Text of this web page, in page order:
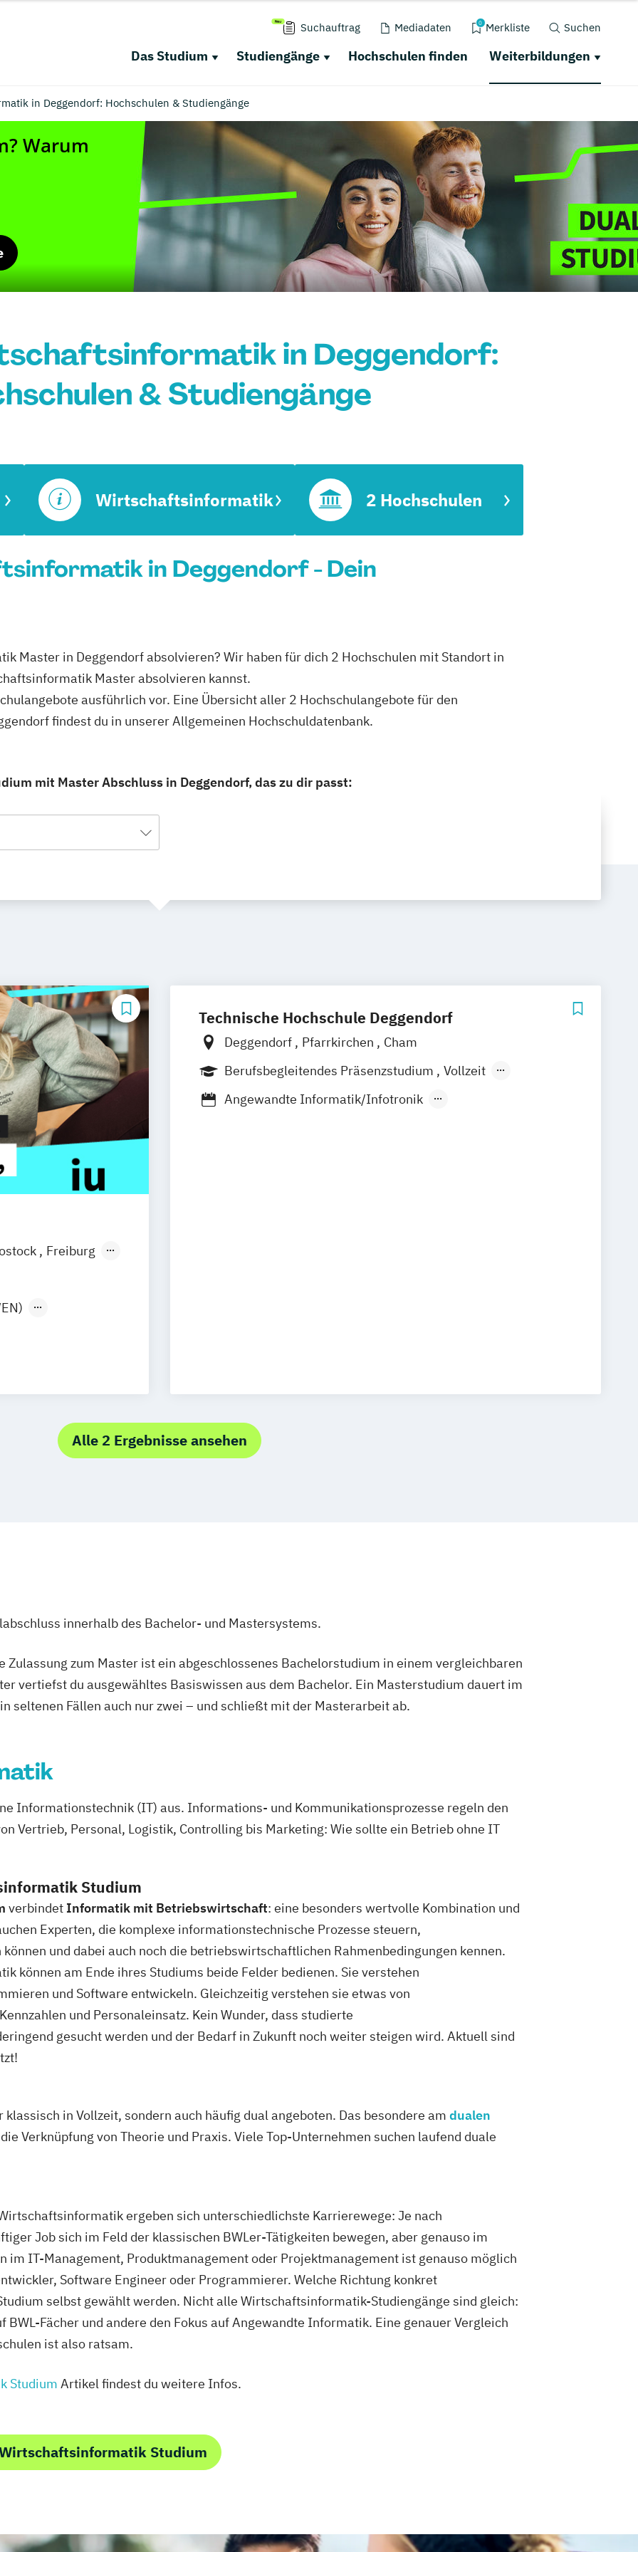
Suchauftrag Mediadaten 0 Merkliste Suchen
Das Studium Studiengänge Hochschulen finden Weiterbildungen
in Deggendorf: Hochschulen & Studiengänge
in Deggendorf:
& Studiengänge
Wirtschaftsinformatik 2 Hochschulen
in Deggendorf - Dein
Master in Deggendorf absolvieren? Wir haben für dich 2 Hochschulen mit Standort in
Master absolvieren kannst.
ausführlich vor. Eine Übersicht aller 2 Hochschulangebote für den
findest du in unserer Allgemeinen Hochschuldatenbank.
mit Master Abschluss in Deggendorf, das zu dir passt:
Freiburg
Innsbruck
Technische Hochschule Deggendorf
Deggendorf Pfarrkirchen
Cham
Berufsbegleitendes Präsenzstudium
Vollzeit
Duales Studium
Angewandte Informatik/Infotronik
Alle 2 Ergebnisse ansehen
innerhalb des Bachelor- und Mastersystems.
Zulassung zum Master ist ein abgeschlossenes Bachelorstudium in einem vergleichbaren
vertiefst du ausgewähltes Basiswissen aus dem Bachelor. Ein Masterstudium dauert im
seltenen Fällen auch nur zwei – und schließt mit der Masterarbeit ab.
Informationstechnik (IT) aus. Informations- und Kommunikationsprozesse regeln den
Vertrieb, Personal, Logistik, Controlling bis Marketing: Wie sollte ein Betrieb ohne IT
Studium
verbindet Informatik mit Betriebswirtschaft: eine besonders wertvolle Kombination und
Experten, die komplexe informationstechnische Prozesse steuern,
und dabei auch noch die betriebswirtschaftlichen Rahmenbedingungen kennen.
können am Ende ihres Studiums beide Felder bedienen. Sie verstehen
und Software entwickeln. Gleichzeitig verstehen sie etwas von
und Personaleinsatz. Kein Wunder, dass studierte
gesucht werden und der Bedarf in Zukunft noch weiter steigen wird. Aktuell sind
in Vollzeit, sondern auch häufig dual angeboten. Das besondere am dualen
Verknüpfung von Theorie und Praxis. Viele Top-Unternehmen suchen laufend duale
ergeben sich unterschiedlichste Karrierewege: Je nach
Job sich im Feld der klassischen BWLer-Tätigkeiten bewegen, aber genauso im
im IT-Management, Produktmanagement oder Projektmanagement ist genauso möglich
Software Engineer oder Programmierer. Welche Richtung konkret
selbst gewählt werden. Nicht alle Wirtschaftsinformatik-Studiengänge sind gleich:
BWL-Fächer und andere den Fokus auf Angewandte Informatik. Eine genauer Vergleich
ist also ratsam.
Studium Artikel findest du weitere Infos.
Studium